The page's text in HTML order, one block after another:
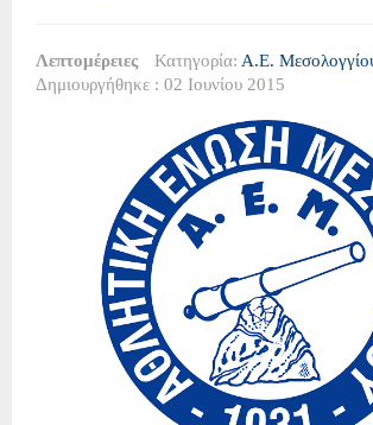
Λεπτομέρειες Κατηγορία: Α.Ε.
Δημιουργήθηκε : 02 Ιουνίου 2015